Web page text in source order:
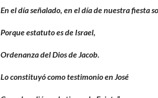
En el día señalado, en el día de nuestra fiesta
Porque estatuto es de Israel,
Ordenanza del Dios de Jacob.
Lo constituyó como testimonio en José